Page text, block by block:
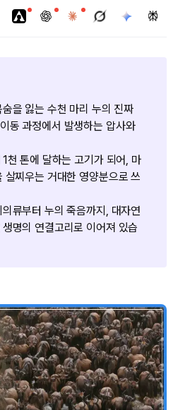
을 잃는 수천 마리 누의 진짜
동 과정에서 발생하는 압사와
천 톤에 달하는 고기가 되어, 마
살찌우는 거대한 영양분으로 쓰
류부터 누의 죽음까지, 대자연
명의 연결고리로 이어져 있습